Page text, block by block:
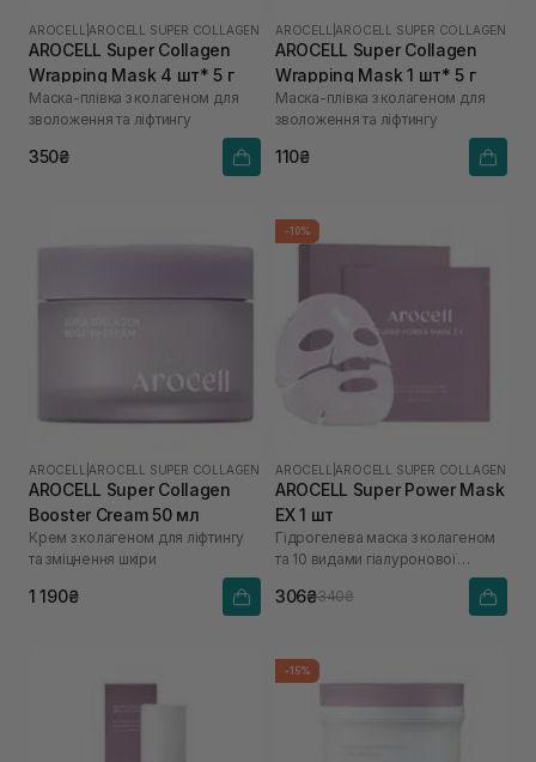
AROCELL AROCELL SUPER COLLAGEN
AROCELL Super Collagen
Wrapping Mask 4 шт* 5 г
Маска-плівка з колагеном для
зволоження та ліфтингу
350₴
AROCELL AROCELL SUPER COLLAGEN
AROCELL Super Collagen
Wrapping Mask 1 шт* 5 г
Маска-плівка з колагеном для
зволоження та ліфтингу
110₴
AROCELL AROCELL SUPER COLLAGEN
AROCELL Super Collagen
Booster Cream 50 мл
Крем з колагеном для ліфтингу
та зміцнення шкіри
1 190₴
-10%
AROCELL AROCELL SUPER COLLAGEN
AROCELL Super Power Mask
EX 1 шт
Гідрогелева маска з колагеном
та 10 видами гіалуронової
306₴340₴
-15%